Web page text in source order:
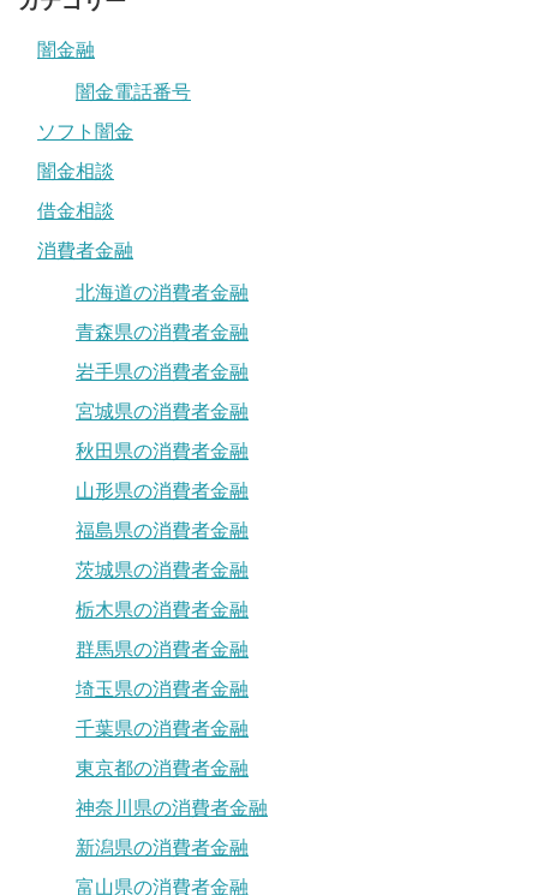
闇金融
闇金電話番号
ソフト闇金
闇金相談
借金相談
消費者金融
北海道の消費者金融
青森県の消費者金融
岩手県の消費者金融
宮城県の消費者金融
秋田県の消費者金融
山形県の消費者金融
福島県の消費者金融
茨城県の消費者金融
栃木県の消費者金融
群馬県の消費者金融
埼玉県の消費者金融
千葉県の消費者金融
東京都の消費者金融
神奈川県の消費者金融
新潟県の消費者金融
富山県の消費者金融